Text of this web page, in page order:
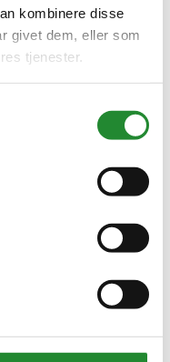
kombinere disse
givet dem, eller som
tjenester.